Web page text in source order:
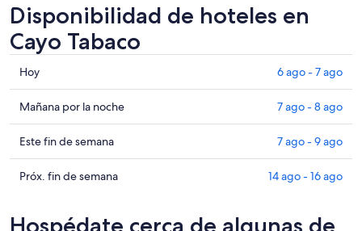
Disponibilidad de hoteles en
Cayo Tabaco
Consultar
precios
en
Cayo
Tabaco
para
hoy,
-
Hoy 6 ago - 7 ago
Consultar
precios
en
Cayo
Tabaco
por
Mañana por la noche 7 ago - 8 ago
Consultar
precios
en
para
Este fin de semana 7 ago - 9 ago
Consultar
Cayo
Próx. fin de semana 14 ago - 16 ago
Hospédate cerca de algunas de